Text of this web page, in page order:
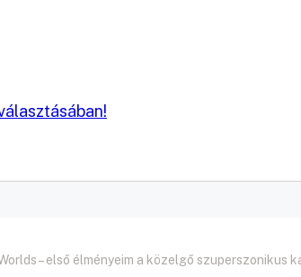
– első élményeim a közelgő szuperszonikus